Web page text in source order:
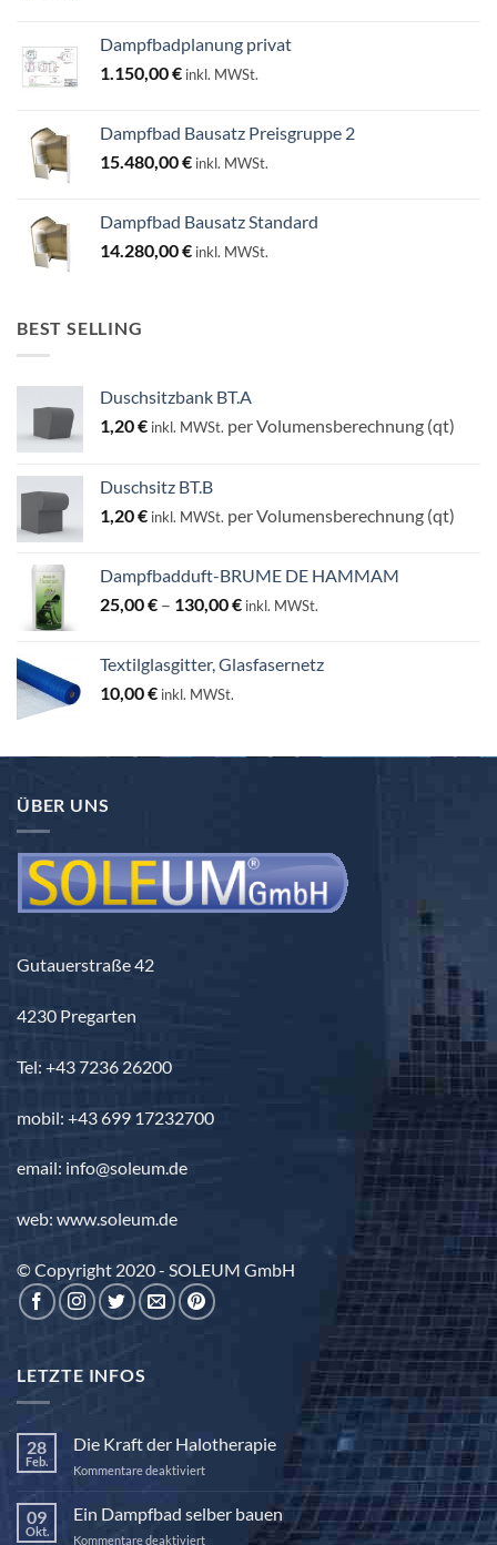
Dampfbadplanung privat
1.150,00€ inkl. MWSt.
Dampfbad Bausatz Preisgruppe 2
15.480,00€ inkl. MWSt.
Dampfbad Bausatz Standard
14.280,00€ inkl. MWSt.
BEST SELLING
Duschsitzbank BT.A
1,20€ inkl. MWSt. per Volumensberechnung (qt)
Duschsitz BT.B
1,20€ inkl. MWSt. per Volumensberechnung (qt)
Dampfbadduft-BRUME DE HAMMAM
25,00€ – 130,00€Preisspanne:
130,00 €
inkl. MWSt.
Textilglasgitter, Glasfasernetz
10,00€ inkl. MWSt.
ÜBER UNS
Gutauerstraße 42
4230 Pregarten
Tel: +43 7236 26200
mobil: +43 699 17232700
email: info@soleum.de
web: www.soleum.de
© Copyright 2020 - SOLEUM GmbH
LETZTE INFOS
28
Feb.
Die Kraft der Halotherapie
Kommentare deaktiviertfür
Kraft
der
09
Okt.
Ein Dampfbad selber bauen
Kommentare deaktiviertfür